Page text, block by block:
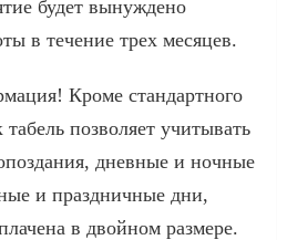
будет вынуждено
в течение трех месяцев.
Кроме стандартного
позволяет учитывать
дневные и ночные
и праздничные дни,
в двойном размере.